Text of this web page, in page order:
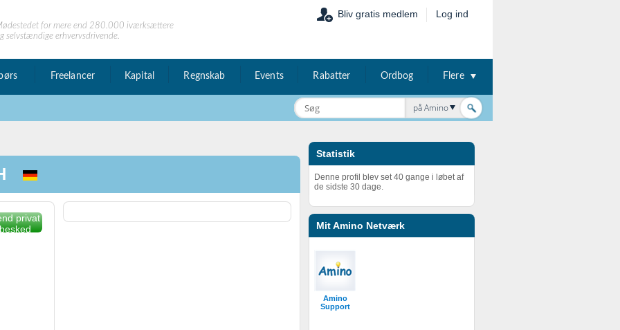
for mere end 280.000 iværksættere
selvstændige erhvervsdrivende.
Bliv gratis medlem Log ind
Freelancer Kapital Regnskab Events Rabatter Ordbog Flere
på Amino
Statistik
Denne profil blev set 40 gange i løbet af
de sidste 30 dage.
Mit Amino Netværk
Amino
Support
privat